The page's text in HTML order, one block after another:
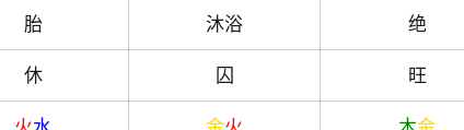
胎 沐浴 绝
休 囚 旺